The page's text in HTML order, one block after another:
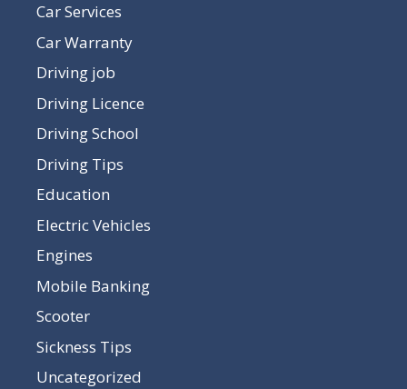
Car Services
Car Warranty
Driving job
Driving Licence
Driving School
Driving Tips
Education
Electric Vehicles
Engines
Mobile Banking
Scooter
Sickness Tips
Uncategorized